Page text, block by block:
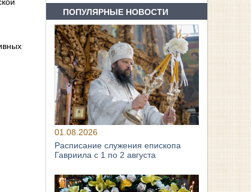
ПОПУЛЯРНЫЕ НОВОСТИ
01.08.2026
Расписание служения епископа
Гавриила с 1 по 2 августа